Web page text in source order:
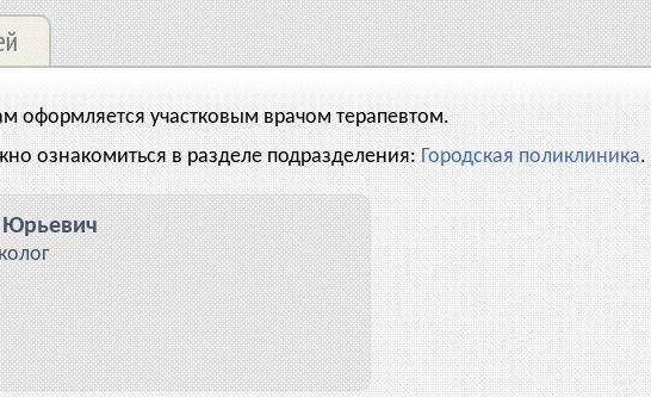
оформляется участковым врачом терапевтом.
ознакомиться в разделе подразделения:Городская поликлиника.
Юрьевич